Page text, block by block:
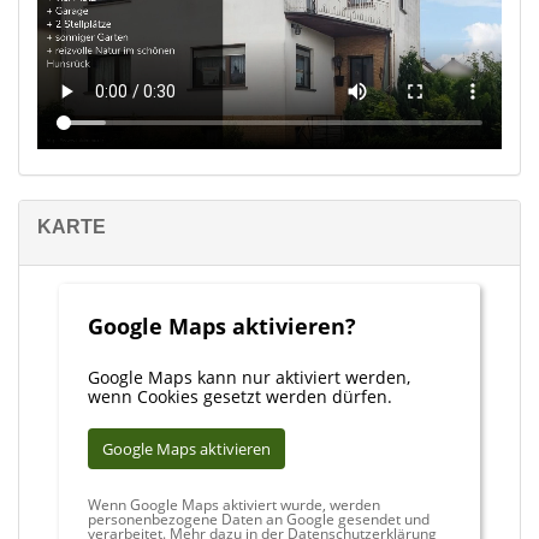
Werte gemäß EnEV:
- Baujahr des Hauses: 1963
- Hauptenergieträger: Strom
- Endenergieverbrauch: 271,91 kWh/(m²a)
- Energieeffizienzklasse: H
- Energieausweis gültig bis: 20.09.2033
einladen, diese finden Sie unter:
https://app.immoviewer.com/portal/tour/3105645
Sie möchten Ihre Immobilie ebenfalls professionell vermarkten?
KARTE
Google Maps aktivieren?
Google Maps kann nur aktiviert werden,
wenn Cookies gesetzt werden dürfen.
Google Maps aktivieren
Wenn Google Maps aktiviert wurde, werden
personenbezogene Daten an Google gesendet und
verarbeitet. Mehr dazu in der Datenschutzerklärung